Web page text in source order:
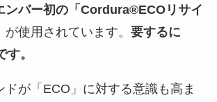
ンバー初の「Cordura®ECOリサイ
が使用されています。 要するに
す。
ドが「ECO」に対する意識も高ま